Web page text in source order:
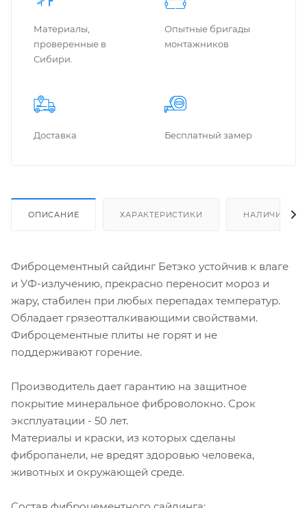
Материалы,
проверенные в
Сибири.
Опытные бригады
монтажников
Доставка Бес­плат­ный замер
ОПИСАНИЕ ХАРАКТЕРИСТИКИ НАЛИЧИЕ
Фиброцементный сайдинг Бетэко устойчив к влаге
и УФ-излучению, прекрасно переносит мороз и
жару, стабилен при любых перепадах температур.
Обладает грязеотталкивающими свойствами.
Фиброцементные плиты не горят и не
поддерживают горение.
Производитель дает гарантию на защитное
покрытие минеральное фиброволокно. Срок
эксплуатации - 50 лет.
Материалы и краски, из которых сделаны
фибропанели, не вредят здоровью человека,
животных и окружающей среде.